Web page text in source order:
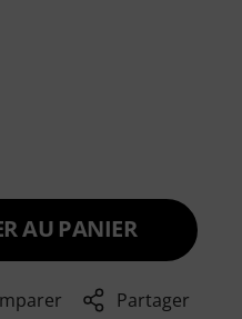
AU PANIER
Partager